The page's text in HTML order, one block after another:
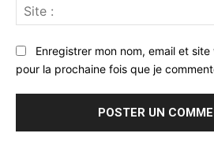
Enregistrer mon nom, email et
pour la prochaine fois que je